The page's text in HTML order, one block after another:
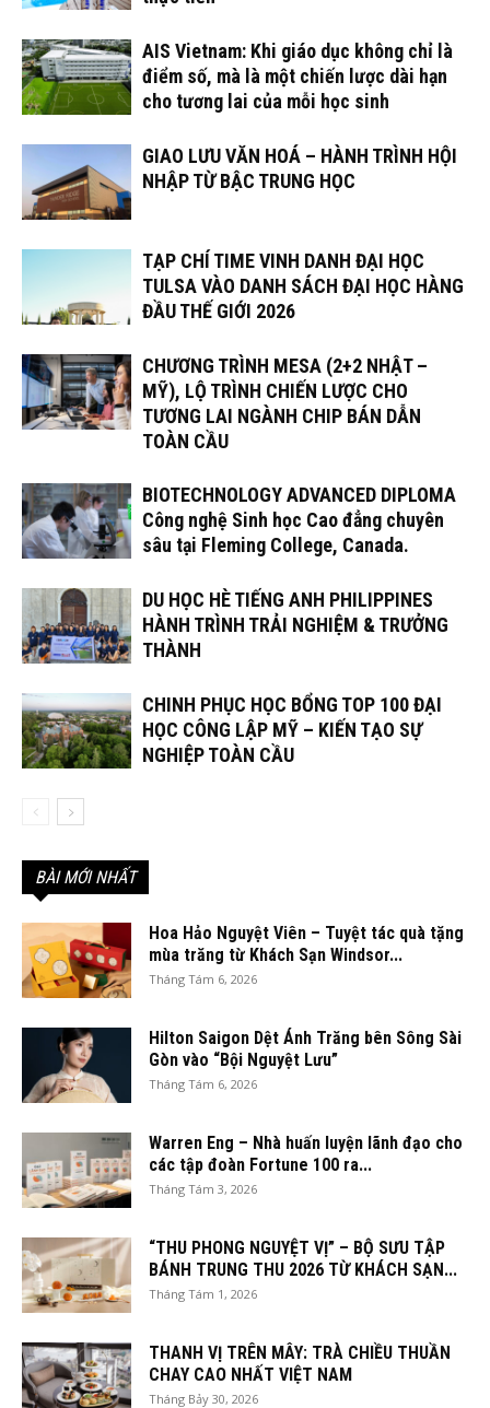
AIS Vietnam: Khi giáo dục không chỉ là
điểm số, mà là một chiến lược dài hạn
cho tương lai của mỗi học sinh
GIAO LƯU VĂN HOÁ – HÀNH TRÌNH HỘI
NHẬP TỪ BẬC TRUNG HỌC
TẠP CHÍ TIME VINH DANH ĐẠI HỌC
TULSA VÀO DANH SÁCH ĐẠI HỌC HÀNG
ĐẦU THẾ GIỚI 2026
CHƯƠNG TRÌNH MESA (2+2 NHẬT –
MỸ), LỘ TRÌNH CHIẾN LƯỢC CHO
TƯƠNG LAI NGÀNH CHIP BÁN DẪN
TOÀN CẦU
BIOTECHNOLOGY ADVANCED DIPLOMA
Công nghệ Sinh học Cao đẳng chuyên
sâu tại Fleming College, Canada.
DU HỌC HÈ TIẾNG ANH PHILIPPINES
HÀNH TRÌNH TRẢI NGHIỆM & TRƯỞNG
THÀNH
CHINH PHỤC HỌC BỔNG TOP 100 ĐẠI
HỌC CÔNG LẬP MỸ – KIẾN TẠO SỰ
NGHIỆP TOÀN CẦU
BÀI MỚI NHẤT
Hoa Hảo Nguyệt Viên – Tuyệt tác quà tặng
mùa trăng từ Khách Sạn Windsor...
Tháng Tám 6, 2026
Hilton Saigon Dệt Ánh Trăng bên Sông Sài
Gòn vào “Bội Nguyệt Lưu”
Tháng Tám 6, 2026
Warren Eng – Nhà huấn luyện lãnh đạo cho
các tập đoàn Fortune 100 ra...
Tháng Tám 3, 2026
“THU PHONG NGUYỆT VỊ” – BỘ SƯU TẬP
BÁNH TRUNG THU 2026 TỪ KHÁCH SẠN...
Tháng Tám 1, 2026
THANH VỊ TRÊN MÂY: TRÀ CHIỀU THUẦN
CHAY CAO NHẤT VIỆT NAM
Tháng Bảy 30, 2026